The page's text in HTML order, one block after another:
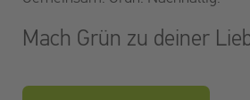
Mach Grün zu deiner